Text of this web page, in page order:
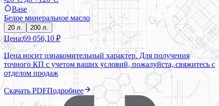
Base
Белое минеральное масло
20 л. 200 л.
Цена:69 056,10 ₽
Цена носит ознакомительный характер. Для получения
точного КП с учетом ваших условий, пожалуйста, свяжитесь с
отделом продаж
Скачать PDFПодробнее